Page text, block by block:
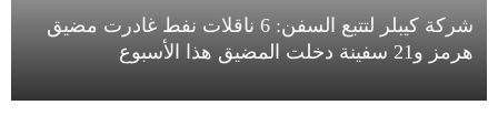
شركة كيبلر لتتبع السفن: 6 ناقلات نفط غادرت مضيق
هرمز و21 سفينة دخلت المضيق هذا الأسبوع